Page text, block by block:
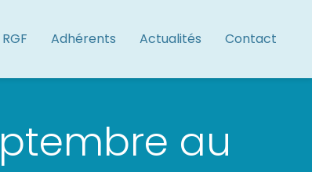
RGF Adhérents Actualités Contact
au